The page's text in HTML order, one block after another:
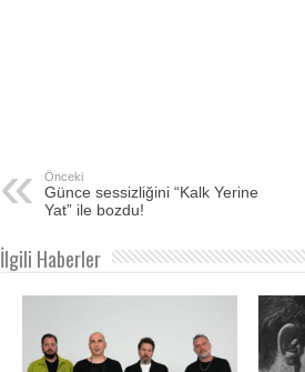
Önceki
Günce sessizliğini “Kalk Yerine
Yat” ile bozdu!
İlgili Haberler